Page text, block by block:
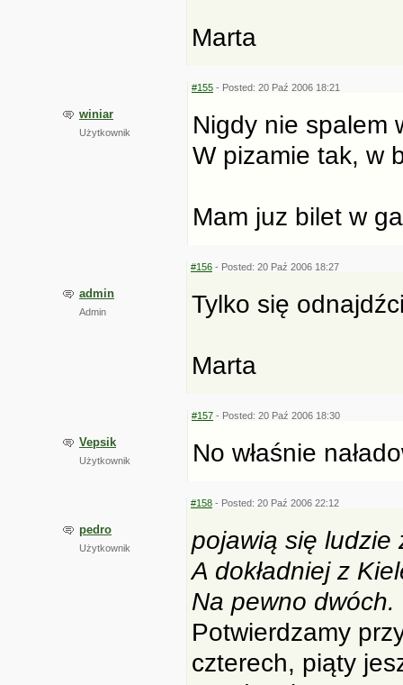
Marta
winiar
Użytkownik
#155 - Posted: 20 Paź 2006 18:21
Nigdy nie spalem
W pizamie tak, w
Mam juz bilet w
admin
Admin
#156 - Posted: 20 Paź 2006 18:27
Tylko się
Marta
Vepsik
Użytkownik
#157 - Posted: 20 Paź 2006 18:30
No właśnie
pedro
Użytkownik
#158 - Posted: 20 Paź 2006 22:12
pojawią się ludzie
A dokładniej z
Na pewno dwóch.
Potwierdzamy
czterech, piąty